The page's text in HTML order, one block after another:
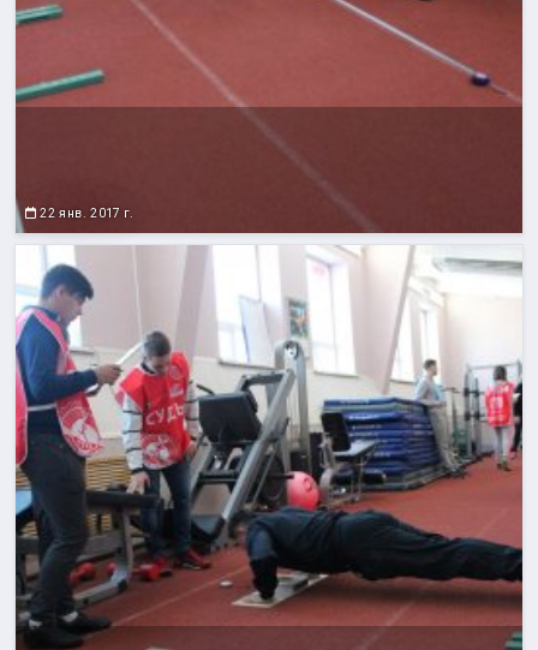
22 янв. 2017 г.